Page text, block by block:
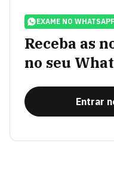
EXAME NO
Receba as
no seu
Entrar